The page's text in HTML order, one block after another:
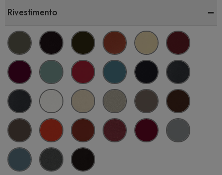
Rivestimento -